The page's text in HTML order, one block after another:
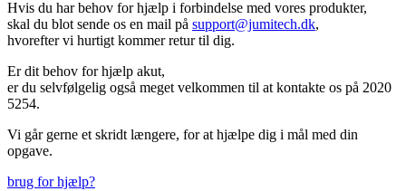
Hvis du har behov for hjælp i forbindelse med vores produkter,
skal du blot sende os en mail på support@jumitech.dk,
hvorefter vi hurtigt kommer retur til dig.
Er dit behov for hjælp akut,
er du selvfølgelig også meget velkommen til at kontakte os på 2020
5254.
Vi går gerne et skridt længere, for at hjælpe dig i mål med din
opgave.
brug for hjælp?